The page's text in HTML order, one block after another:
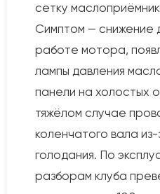
сетку
Симптом — снижение
работе мотора,
лампы давления
панели на холостых
тяжёлом случае
коленчатого вала
голодания. По
разборам клуба